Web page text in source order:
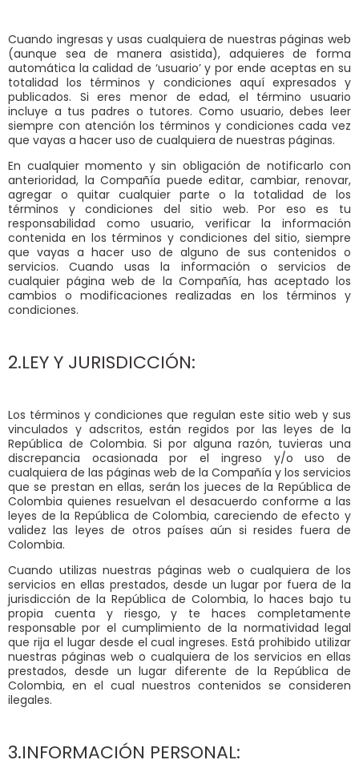
Cuando ingresas y usas cualquiera de nuestras páginas web
(aunque sea de manera asistida), adquieres de forma
automática la calidad de ‘usuario’ y por ende aceptas en su
totalidad los términos y condiciones aquí expresados y
publicados. Si eres menor de edad, el término usuario
incluye a tus padres o tutores. Como usuario, debes leer
siempre con atención los términos y condiciones cada vez
que vayas a hacer uso de cualquiera de nuestras páginas.
En cualquier momento y sin obligación de notificarlo con
anterioridad, la Compañía puede editar, cambiar, renovar,
agregar o quitar cualquier parte o la totalidad de los
términos y condiciones del sitio web. Por eso es tu
responsabilidad como usuario, verificar la información
contenida en los términos y condiciones del sitio, siempre
que vayas a hacer uso de alguno de sus contenidos o
servicios. Cuando usas la información o servicios de
cualquier página web de la Compañía, has aceptado los
cambios o modificaciones realizadas en los términos y
condiciones.
2.LEY Y JURISDICCIÓN:
Los términos y condiciones que regulan este sitio web y sus
vinculados y adscritos, están regidos por las leyes de la
República de Colombia. Si por alguna razón, tuvieras una
discrepancia ocasionada por el ingreso y/o uso de
cualquiera de las páginas web de la Compañía y los servicios
que se prestan en ellas, serán los jueces de la República de
Colombia quienes resuelvan el desacuerdo conforme a las
leyes de la República de Colombia, careciendo de efecto y
validez las leyes de otros países aún si resides fuera de
Colombia.
Cuando utilizas nuestras páginas web o cualquiera de los
servicios en ellas prestados, desde un lugar por fuera de la
jurisdicción de la República de Colombia, lo haces bajo tu
propia cuenta y riesgo, y te haces completamente
responsable por el cumplimiento de la normatividad legal
que rija el lugar desde el cual ingreses. Está prohibido utilizar
nuestras páginas web o cualquiera de los servicios en ellas
prestados, desde un lugar diferente de la República de
Colombia, en el cual nuestros contenidos se consideren
ilegales.
3.INFORMACIÓN PERSONAL: